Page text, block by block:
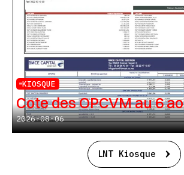
KIOSQUE
Cote des OPCVM au 6
2026-08-06
LNT Kiosque